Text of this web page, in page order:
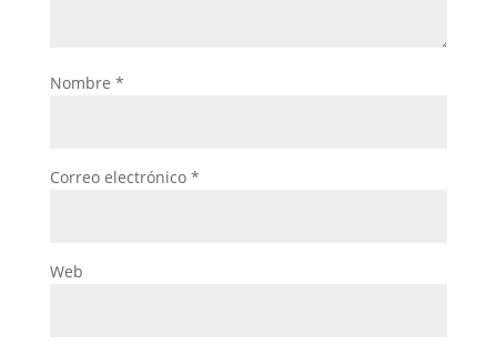
Nombre *
Correo electrónico *
Web